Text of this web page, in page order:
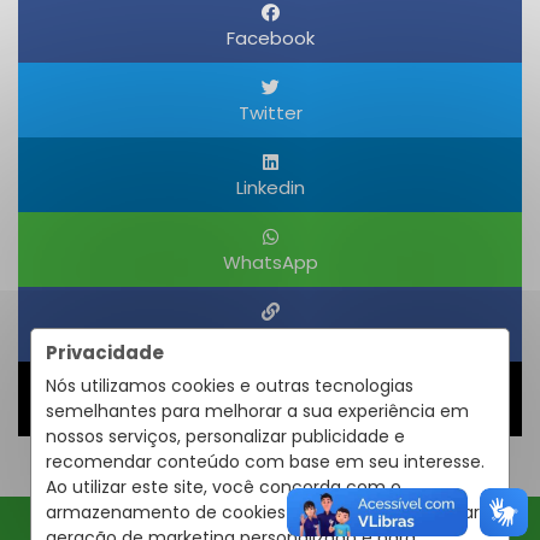
Privacidade
Nós utilizamos cookies e outras tecnologias
semelhantes para melhorar a sua experiência em
nossos serviços, personalizar publicidade e
recomendar conteúdo com base em seu interesse.
Ao utilizar este site, você concorda com o
armazenamento de cookies em seu dispositivo para
Facebook
Twitter
Linkedin
WhatsApp
Obter um Link
Compartilhar